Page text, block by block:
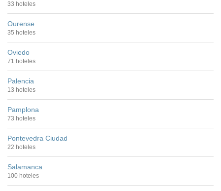
33 hoteles
Ourense
35 hoteles
Oviedo
71 hoteles
Palencia
13 hoteles
Pamplona
73 hoteles
Pontevedra Ciudad
22 hoteles
Salamanca
100 hoteles